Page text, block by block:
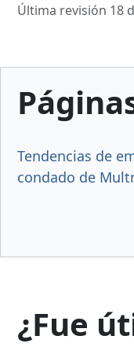
Última revisión 18
Tendencias de
condado de
¿Fue